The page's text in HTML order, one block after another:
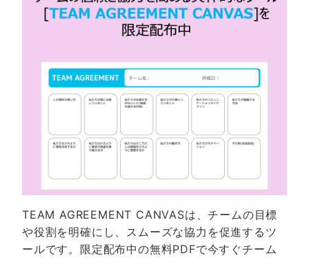
TEAM AGREEMENT CANVASは、チームの目標
や役割を明確にし、スムーズな協力を促進するツ
ールです。限定配布中の無料PDFで今すぐチーム